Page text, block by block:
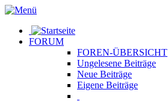
FORUM
FOREN-ÜBERSICHT
Ungelesene Beiträge
Neue Beiträge
Eigene Beiträge